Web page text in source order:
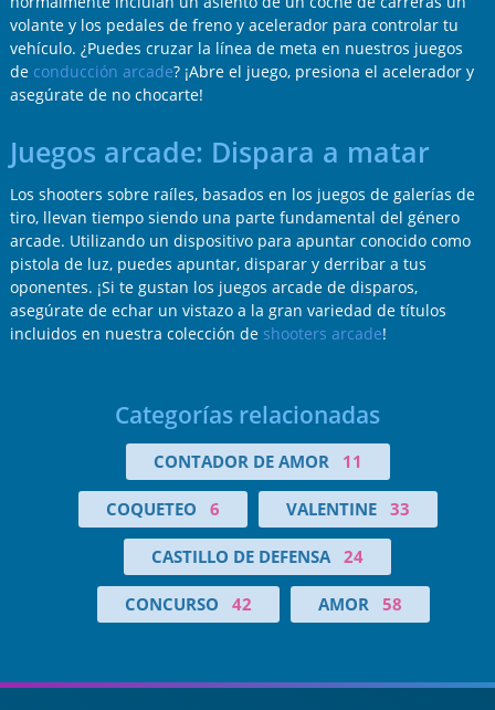
volante y los pedales de freno y acelerador para controlar tu
vehículo. ¿Puedes cruzar la línea de meta en nuestros juegos
de conducción arcade? ¡Abre el juego, presiona el acelerador y
asegúrate de no chocarte!
Juegos arcade: Dispara a matar
Los shooters sobre raíles, basados en los juegos de galerías de
tiro, llevan tiempo siendo una parte fundamental del género
arcade. Utilizando un dispositivo para apuntar conocido como
pistola de luz, puedes apuntar, disparar y derribar a tus
oponentes. ¡Si te gustan los juegos arcade de disparos,
asegúrate de echar un vistazo a la gran variedad de títulos
incluidos en nuestra colección de shooters arcade!
Categorías relacionadas
CONTADOR DE AMOR 11
COQUETEO 6 VALENTINE 33
CASTILLO DE DEFENSA 24
CONCURSO 42 AMOR 58